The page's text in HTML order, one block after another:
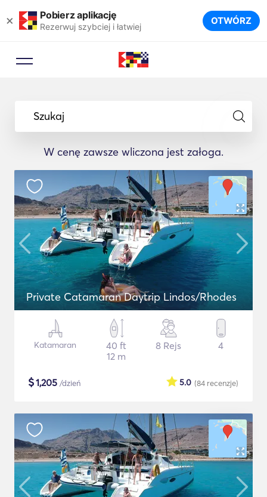
× Pobierz aplikację
Rezerwuj szybciej i łatwiej OTWÓRZ
Szukaj
W cenę zawsze wliczona jest załoga.
Private Catamaran Daytrip Lindos/Rhodes
Katamaran
40 ft
12 m
8 Rejs 4
$1,205 /dzień (84 recenzje)
5.0